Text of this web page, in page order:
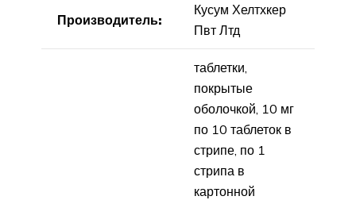
Производитель:
Кусум Хелтхкер
Пвт Лтд
таблетки,
покрытые
оболочкой, 10 мг
по 10 таблеток в
стрипе, по 1
стрипа в
картонной